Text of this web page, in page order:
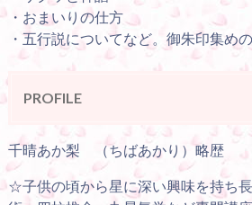
・おまいりの仕方
・五行説についてなど。御朱印集め
PROFILE
千晴あか梨 （ちばあかり）略歴
☆子供の頃から星に深い興味を持ち